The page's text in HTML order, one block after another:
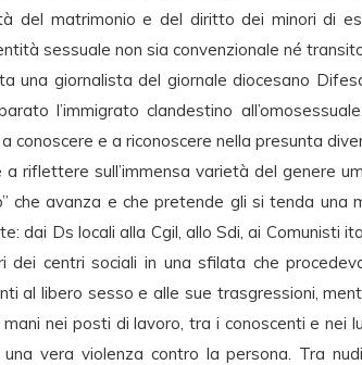
del matrimonio e del diritto dei minori di
sessuale non sia convenzionale né
una giornalista del giornale diocesano
l’immigrato clandestino
e a riconoscere nella presunta
riflettere sull’immensa varietà del genere
che avanza e che pretende gli si tenda una
dai Ds locali alla Cgil, allo Sdi, ai Comunisti
dei centri sociali in una sfilata che
al libero sesso e alle sue trasgressioni,
nei posti di lavoro, tra i conoscenti e nei
vera violenza contro la persona. Tra